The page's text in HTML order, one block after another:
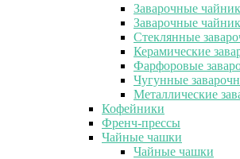
Заварочные
Заварочные
Стеклянные
Керамические
Фарфоровые
Чугунные
Металлические
Кофейники
Френч-прессы
Чайные чашки
Чайные чашки